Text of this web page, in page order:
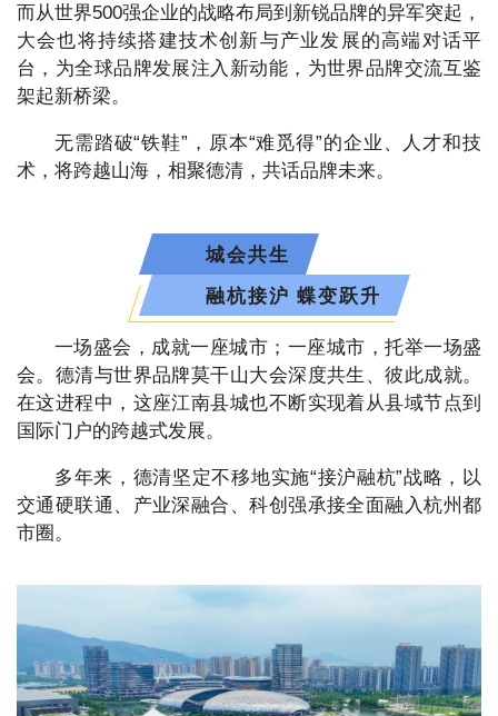
而从世界500强企业的战略布局到新锐品牌的异军突起，
大会也将持续搭建技术创新与产业发展的高端对话平
台，为全球品牌发展注入新动能，为世界品牌交流互鉴
架起新桥梁。
无需踏破“铁鞋”，原本“难觅得”的企业、人才和技
术，将跨越山海，相聚德清，共话品牌未来。
城会共生
融杭接沪 蝶变跃升
一场盛会，成就一座城市；一座城市，托举一场盛
会。德清与世界品牌莫干山大会深度共生、彼此成就。
在这进程中，这座江南县城也不断实现着从县域节点到
国际门户的跨越式发展。
多年来，德清坚定不移地实施“接沪融杭”战略，以
交通硬联通、产业深融合、科创强承接全面融入杭州都
市圈。